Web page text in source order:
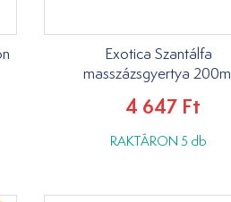
Exotica Szantálfa
masszázsgyertya
4 647 Ft
RAKTÁRON 5 db